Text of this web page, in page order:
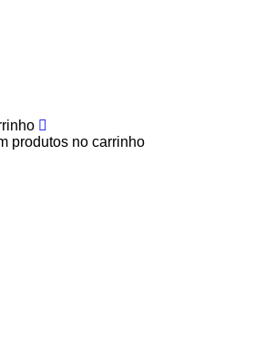
produtos no carrinho